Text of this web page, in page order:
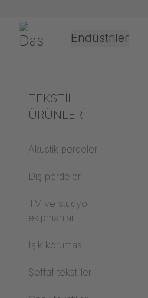
Gerriets Endüstriler
Tiyatro ve Kültür
Terimlerin
açıklanması
Akustik ABC
Zemin ABC
ABC projeksiyon
filmleri
Projeksiyon tekstilleri
TEKSTİL
ÜRÜNLERİ
Akustik perdeler
Dış perdeler
TV ve stüdyo
ekipmanları
Işık koruması
Şeffaf tekstiller